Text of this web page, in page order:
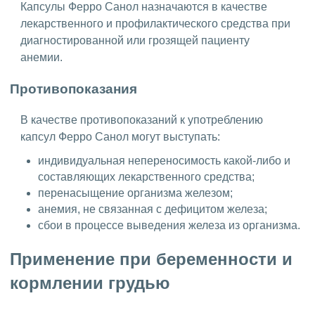
Капсулы Ферро Санол назначаются в качестве
лекарственного и профилактического средства при
диагностированной или грозящей пациенту
анемии.
Противопоказания
В качестве противопоказаний к употреблению
капсул Ферро Санол могут выступать:
индивидуальная непереносимость какой-либо и
составляющих лекарственного средства;
перенасыщение организма железом;
анемия, не связанная с дефицитом железа;
сбои в процессе выведения железа из организма.
Применение при беременности и
кормлении грудью